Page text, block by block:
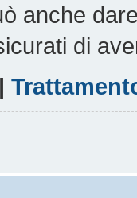
anche
di
|